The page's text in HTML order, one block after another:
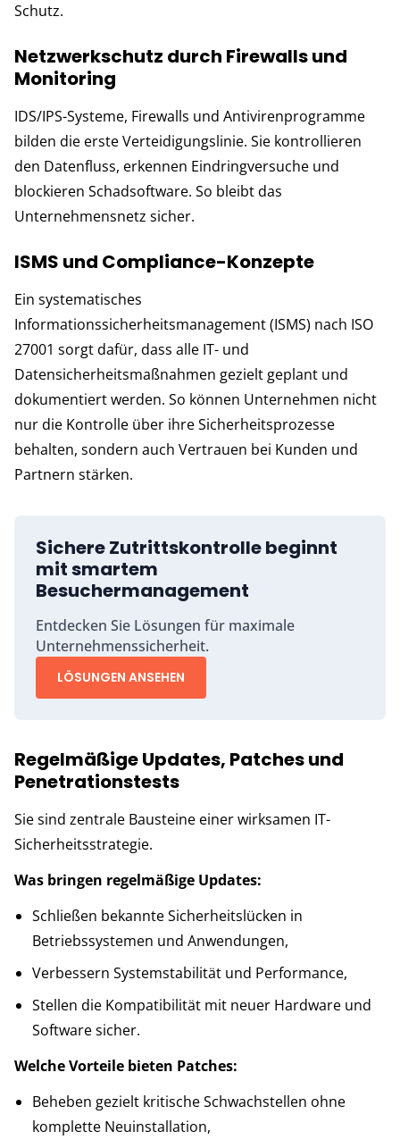
Schutz.
Netzwerkschutz durch Firewalls und
Monitoring
IDS/IPS-Systeme, Firewalls und Antivirenprogramme
bilden die erste Verteidigungslinie. Sie kontrollieren
den Datenfluss, erkennen Eindringversuche und
blockieren Schadsoftware. So bleibt das
Unternehmensnetz sicher.
ISMS und Compliance-Konzepte
Ein systematisches
Informationssicherheitsmanagement (ISMS) nach ISO
27001 sorgt dafür, dass alle IT- und
Datensicherheitsmaßnahmen gezielt geplant und
dokumentiert werden. So können Unternehmen nicht
nur die Kontrolle über ihre Sicherheitsprozesse
behalten, sondern auch Vertrauen bei Kunden und
Partnern stärken.
Sichere Zutrittskontrolle beginnt
mit smartem
Besuchermanagement
Entdecken Sie Lösungen für maximale
Unternehmenssicherheit.
LÖSUNGEN ANSEHEN
Regelmäßige Updates, Patches und
Penetrationstests
Sie sind zentrale Bausteine einer wirksamen IT-
Sicherheitsstrategie.
Was bringen regelmäßige Updates:
Schließen bekannte Sicherheitslücken in
Betriebssystemen und Anwendungen,
Verbessern Systemstabilität und Performance,
Stellen die Kompatibilität mit neuer Hardware und
Software sicher.
Welche Vorteile bieten Patches:
Beheben gezielt kritische Schwachstellen ohne
komplette Neuinstallation,